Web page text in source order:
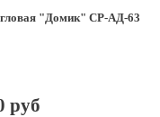
"Домик" СР-АД-63
руб